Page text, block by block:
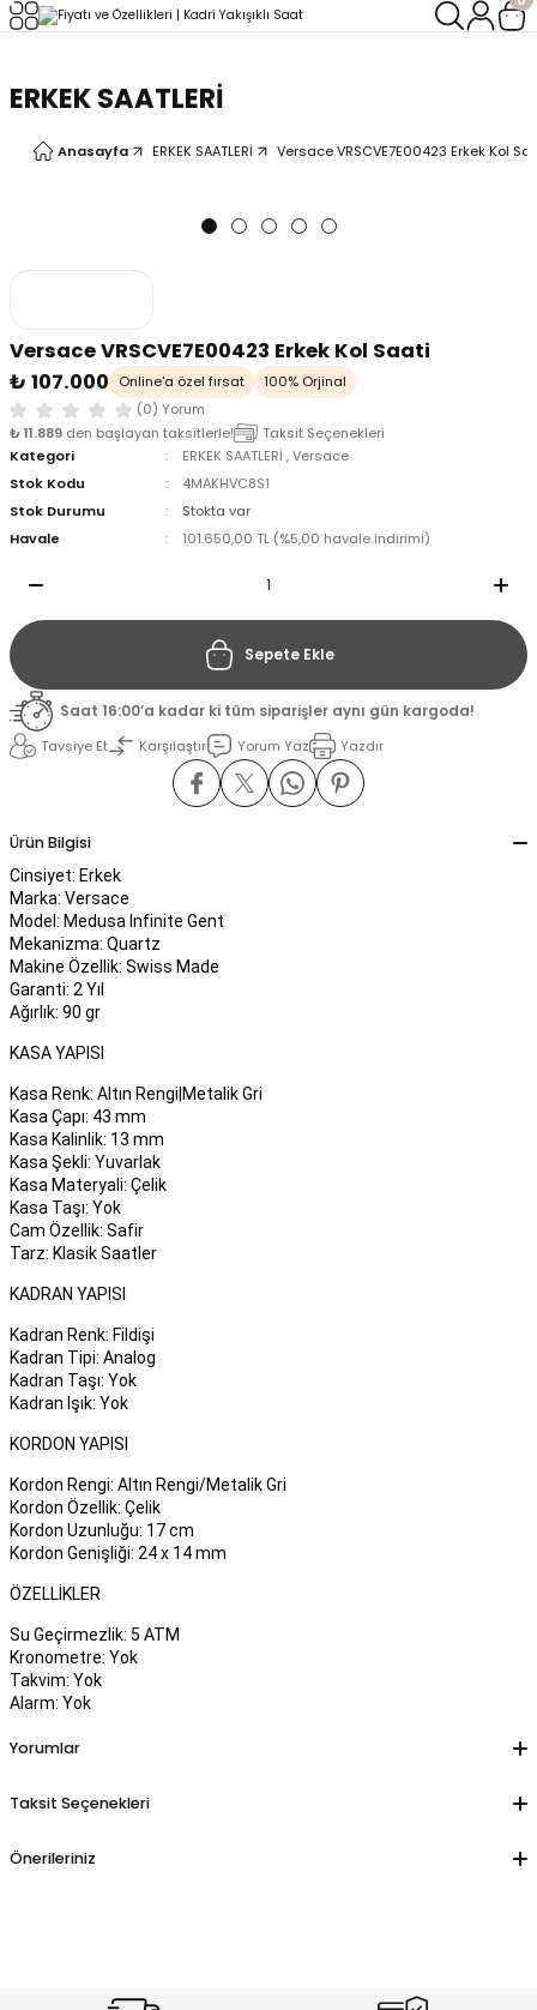
ERKEK SAATLERİ
Anasayfa ERKEK SAATLERİ Versace VRSCVE7E00423 Erkek Kol
Versace VRSCVE7E00423 Erkek Kol Saati
₺ 107.000
Online'a özel fırsat
100% Orjinal
(0) Yorum
₺ 11.889 den başlayan taksitlerle!
Taksit Seçenekleri
Kategori
ERKEK SAATLERİ ,Versace
Stok Kodu
4MAKHVC8S1
Stok Durumu
Stokta var
Havale
101.650,00 TL (%5,00 havale indirimi)
Sepete Ekle
Saat 16:00’a kadar ki tüm siparişler aynı gün kargoda!
Tavsiye Et
Karşılaştır Yorum Yaz Yazdır
Ürün Bilgisi
Cinsiyet: Erkek
Marka: Versace
Model: Medusa Infinite Gent
Mekanizma: Quartz
Makine Özellik: Swiss Made
Garanti: 2 Yıl
Ağırlık: 90 gr
KASA YAPISI
Kasa Renk: Altın Rengi|Metalik Gri
Kasa Çapı: 43 mm
Kasa Kalinlik: 13 mm
Kasa Şekli: Yuvarlak
Kasa Materyali: Çelik
Kasa Taşı: Yok
Cam Özellik: Safir
Tarz: Klasik Saatler
KADRAN YAPISI
Kadran Renk: Fildişi
Kadran Tipi: Analog
Kadran Taşı: Yok
Kadran Işık: Yok
KORDON YAPISI
Kordon Rengi: Altın Rengi/Metalik Gri
Kordon Özellik: Çelik
Kordon Uzunluğu: 17 cm
Kordon Genişliği: 24 x 14 mm
ÖZELLIKLER
Su Geçirmezlik: 5 ATM
Kronometre: Yok
Takvim: Yok
Alarm: Yok
Yorumlar
Taksit Seçenekleri
Önerileriniz
Geri Dön
Geri Dön